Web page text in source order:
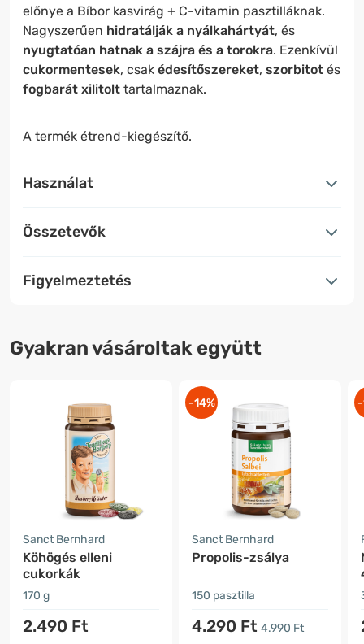
előnye a Bíbor kasvirág + C-vitamin pasztilláknak.
Nagyszerűen hidratálják a nyálkahártyát, és
nyugtatóan hatnak a szájra és a torokra. Ezenkívül
cukormentesek, csak édesítőszereket, szorbitot és
fogbarát xilitolt tartalmaznak.
A termék étrend-kiegészítő.
Használat
Összetevők
Figyelmeztetés
Gyakran vásároltak együtt
Sanct Bernhard
Köhögés elleni
cukorkák
170 g
2.490 Ft
-14%
Sanct Bernhard
Propolis-zsálya
150 pasztilla
4.290 Ft 4.990 Ft
-